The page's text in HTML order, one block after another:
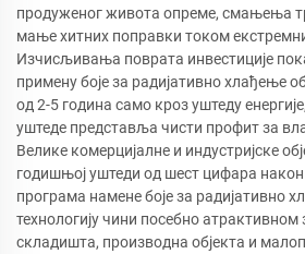
продуженог живота опреме, смањења
мање хитних поправки током
Изчисљивања поврата инвестиције
примену боје за радијативно хлађење
од 2-5 година само кроз уштеду
уштеде представља чисти профит за
Велике комерцијалне и индустријске
годишњој уштеди од шест цифара
програма намене боје за радијативно
технологију чини посебно атрактивном
складишта, производна објекта и